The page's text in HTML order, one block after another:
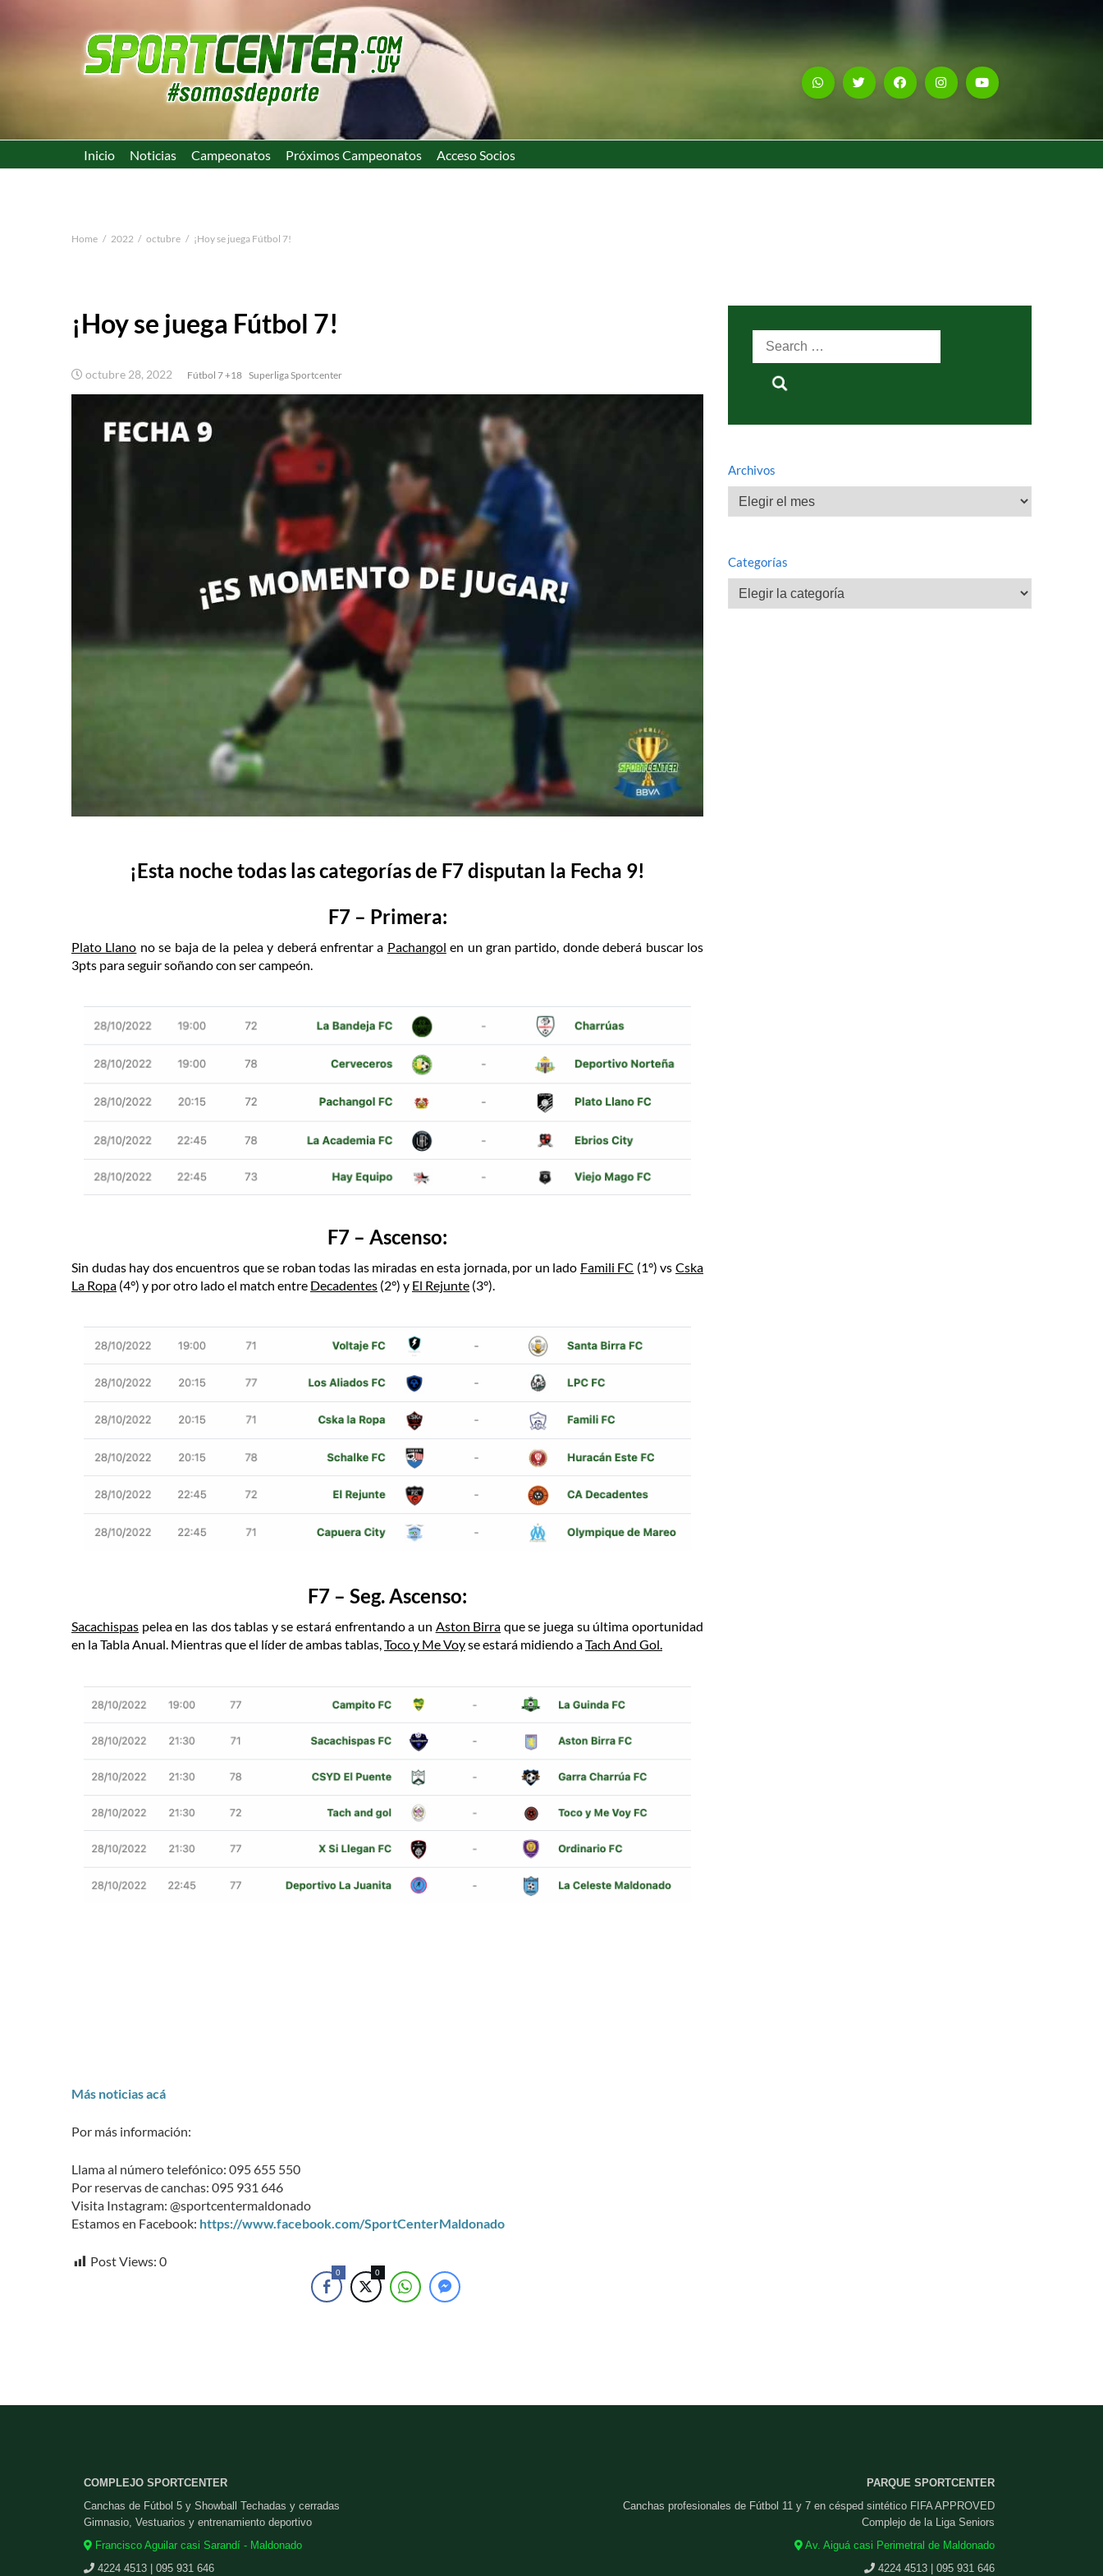
Inicio Noticias Campeonatos Próximos Campeonatos Acceso Socios
Home 2022 octubre ¡Hoy se juega Fútbol 7!
¡Hoy se juega Fútbol 7!
octubre 28, 2022 Fútbol 7 +18 Superliga Sportcenter
¡Esta noche todas las categorías de F7 disputan la Fecha 9!
F7 – Primera:
Plato Llano no se baja de la pelea y deberá enfrentar a Pachangol en un gran partido, donde deberá buscar los
3pts para seguir soñando con ser campeón.
F7 – Ascenso:
Sin dudas hay dos encuentros que se roban todas las miradas en esta jornada, por un lado Famili FC (1°) vsCska
La Ropa (4°) y por otro lado el match entre Decadentes (2°) y El Rejunte (3°).
F7 – Seg. Ascenso:
Sacachispas pelea en las dos tablas y se estará enfrentando a un Aston Birra que se juega su última oportunidad
en la Tabla Anual. Mientras que el líder de ambas tablas,Toco y Me Voyse estará midiendo aTach And Gol.
Más noticias acá
Por más información:
Llama al número telefónico: 095 655 550
Por reservas de canchas: 095 931 646
Visita Instagram: @sportcentermaldonado
Estamos en Facebook: https://www.facebook.com/SportCenterMaldonado
Post Views: 0
0 0
Search
for:
Archivos
Archivos
Categorías
Categorías
COMPLEJO SPORTCENTER
Canchas de Fútbol 5 y Showball Techadas y cerradas
Gimnasio, Vestuarios y entrenamiento deportivo
Francisco Aguilar casi Sarandí - Maldonado
4224 4513 | 095 931 646
PARQUE SPORTCENTER
Canchas profesionales de Fútbol 11 y 7 en césped sintético FIFA APPROVED
Complejo de la Liga Seniors
Av. Aiguá casi Perimetral de Maldonado
4224 4513 | 095 931 646